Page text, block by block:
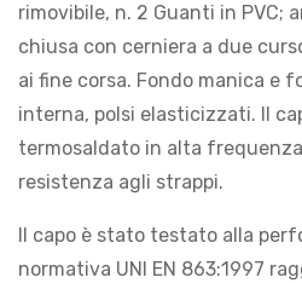
rimovibile, n. 2 Guanti in PVC;
chiusa con cerniera a due
ai fine corsa. Fondo manica e
interna, polsi elasticizzati. Il
termosaldato in alta
resistenza agli strappi.
Il capo è stato testato alla
normativa UNI EN 863:1997